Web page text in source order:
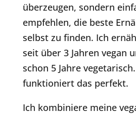
überzeugen, sondern
empfehlen, die beste
selbst zu finden. Ich
seit über 3 Jahren vegan
schon 5 Jahre
funktioniert das perfekt.
Ich kombiniere meine